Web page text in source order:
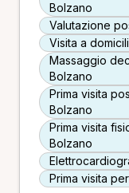
Bolzano
Valutazione
Visita a
Massaggio
Bolzano
Prima visita
Bolzano
Prima visita
Bolzano
Prima visita